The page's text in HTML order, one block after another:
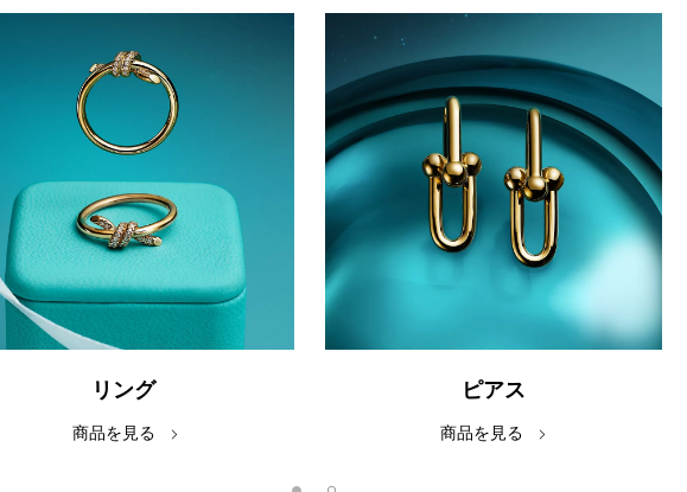
リング
商品を見る
ピアス
商品を見る